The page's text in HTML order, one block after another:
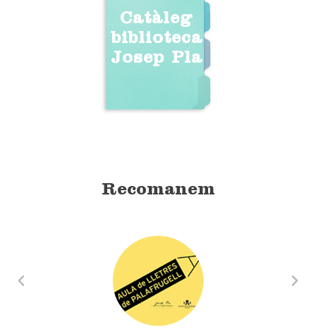
Catàleg
biblioteca
Josep Pla
Recomanem